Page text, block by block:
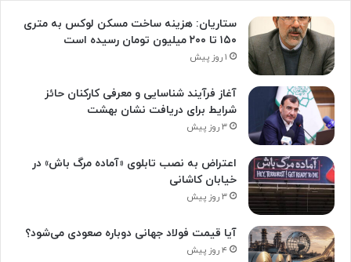
ستاریان: هزینه ساخت مسکن لوکس به متری
۱۵۰ تا ۲۰۰ میلیون تومان رسیده است
۱ روز پیش
آغاز فرآیند شناسایی و معرفی کارکنان حائز
شرایط برای دریافت نشان بهشت
۳ روز پیش
اعتراض به نصب تابلوی «آماده مرگ باش» در
خیابان کاشانی
۳ روز پیش
آیا قیمت فولاد جهانی دوباره صعودی می‌شود؟
۴ روز پیش